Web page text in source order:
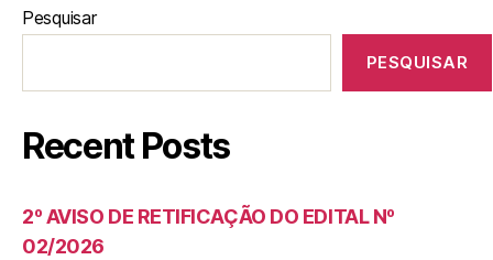
Pesquisar
PESQUISAR
Recent Posts
2º AVISO DE RETIFICAÇÃO DO EDITAL Nº
02/2026